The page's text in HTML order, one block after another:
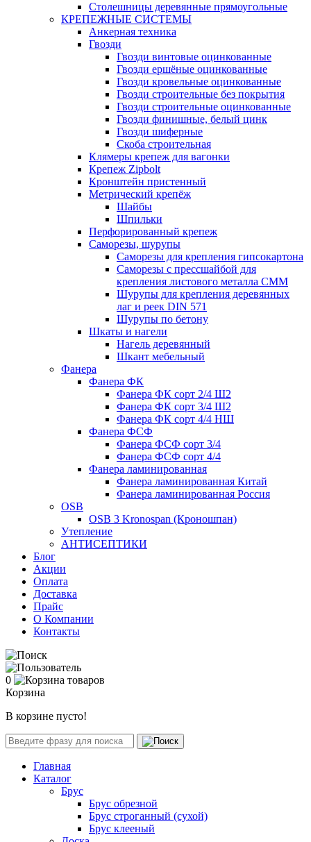
Столешницы деревянные прямоугольные
КРЕПЕЖНЫЕ СИСТЕМЫ
Анкерная техника
Гвозди
Гвозди винтовые оцинкованные
Гвозди ершёные оцинкованные
Гвозди кровельные оцинкованные
Гвозди строительные без покрытия
Гвозди строительные оцинкованные
Гвозди финишные, белый цинк
Гвозди шиферные
Скоба строительная
Клямеры крепеж для вагонки
Крепеж Zipbolt
Кронштейн пристенный
Метрический крепёж
Шайбы
Шпильки
Перфорированный крепеж
Саморезы, шурупы
Саморезы для крепления гипсокартона
Саморезы с прессшайбой для
крепления листового металла СММ
Шурупы для крепления деревянных
лаг и реек DIN 571
Шурупы по бетону
Шкаты и нагели
Нагель деревянный
Шкант мебельный
Фанера
Фанера ФК
Фанера ФК сорт 2/4 Ш2
Фанера ФК сорт 3/4 Ш2
Фанера ФК сорт 4/4 НШ
Фанера ФСФ
Фанера ФСФ сорт 3/4
Фанера ФСФ сорт 4/4
Фанера ламинированная
Фанера ламинированная Китай
Фанера ламинированная Россия
OSB
OSB 3 Kronospan (Кроношпан)
Утепление
АНТИСЕПТИКИ
Блог
Акции
Оплата
Доставка
Прайс
О Компании
Контакты
0
Корзина
В корзине пусто!
Главная
Каталог
Брус
Брус обрезной
Брус строганный (сухой)
Брус клееный